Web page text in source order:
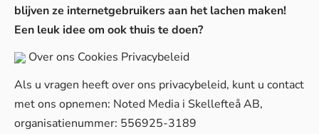
blijven ze internetgebruikers aan het lachen maken!
Een leuk idee om ook thuis te doen?
Over ons Cookies Privacybeleid
Als u vragen heeft over ons privacybeleid, kunt u contact
met ons opnemen: Noted Media i Skellefteå AB,
organisatienummer: 556925-3189